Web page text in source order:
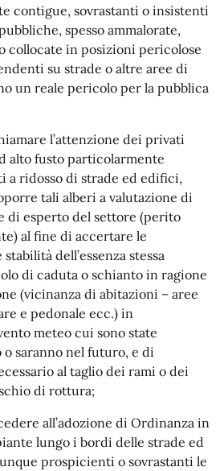
contigue, sovrastanti o insistenti
spesso ammalorate,
collocate in posizioni pericolose
su strade o altre aree di
un reale pericolo per la pubblica
l’attenzione dei privati
alto fusto particolarmente
a ridosso di strade ed edifici,
tali alberi a valutazione di
di esperto del settore (perito
al fine di accertare le
dell’essenza stessa
di caduta o schianto in ragione
(vicinanza di abitazioni – aree
e pedonale ecc.) in
meteo cui sono state
o saranno nel futuro, e di
al taglio dei rami o dei
di rottura;
all’adozione di Ordinanza in
lungo i bordi delle strade ed
prospicienti o sovrastanti le